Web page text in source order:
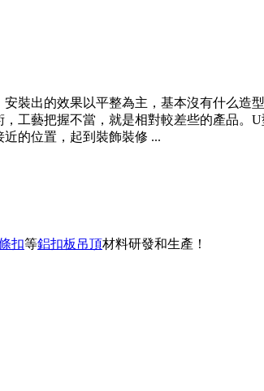
裝出的效果以平整為主，基本沒有什么
工藝把握不當，就是相對較差些的產品
的位置，起到裝飾裝修 ...
扣等鋁扣板吊頂材料研發和生產！